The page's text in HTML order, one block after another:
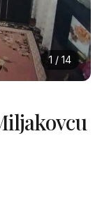
1 / 14